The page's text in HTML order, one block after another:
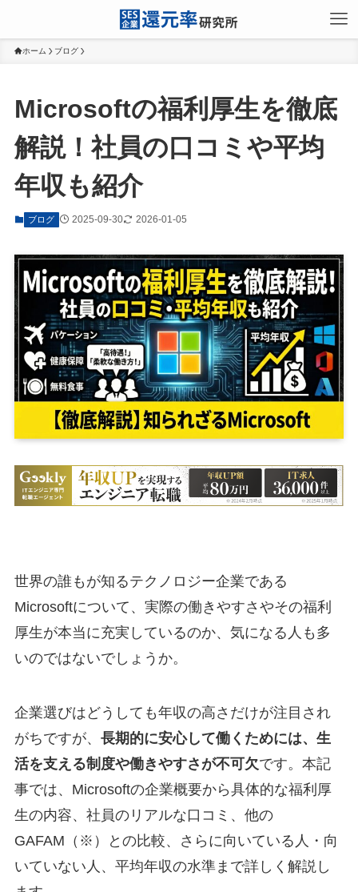
ホーム ブログ
Microsoftの福利厚生を徹底
解説！社員の口コミや平均
年収も紹介
ブログ 2025-09-30 2026-01-05
世界の誰もが知るテクノロジー企業である
Microsoftについて、実際の働きやすさやその福利
厚生が本当に充実しているのか、気になる人も多
いのではないでしょうか。
企業選びはどうしても年収の高さだけが注目され
がちですが、 長期的に安心して働くためには、生
活を支える制度や働きやすさが不可欠です。本記
事では、Microsoftの企業概要から具体的な福利厚
生の内容、社員のリアルな口コミ、他の
GAFAM（※）との比較、さらに向いている人・向
いていない人、平均年収の水準まで詳しく解説し